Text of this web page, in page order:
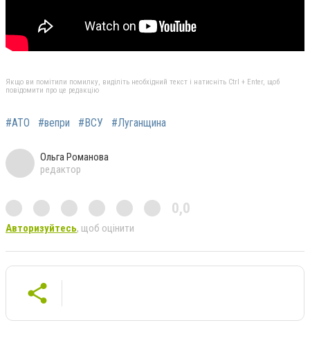
Якщо ви помітили помилку, виділіть необхідний текст і натисніть Ctrl + Enter, щоб
повідомити про це редакцію
#АТО #вепри #ВСУ #Луганщина
Ольга Романова
редактор
0,0
Авторизуйтесь, щоб оцінити